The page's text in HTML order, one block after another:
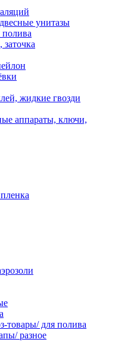
унитазы
жидкие гвозди
аппараты, ключи,
товары/ для полива
разное